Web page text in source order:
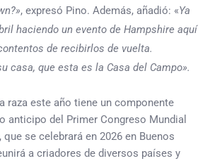
, expresó Pino. Además, añadió: «Ya
haciendo un evento de Hampshire aquí
de recibirlos de vuelta.
casa, que esta es la Casa del Campo».
raza este año tiene un componente
anticipo del Primer Congreso Mundial
se celebrará en 2026 en Buenos
a criadores de diversos países y